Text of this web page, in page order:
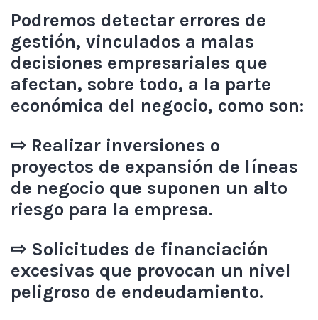
Podremos detectar errores de
gestión, vinculados a malas
decisiones empresariales que
afectan, sobre todo, a la parte
económica del negocio, como son:
⇨ Realizar inversiones o
proyectos de expansión de líneas
de negocio que suponen un alto
riesgo para la empresa.
⇨ Solicitudes de financiación
excesivas que provocan un nivel
peligroso de endeudamiento.